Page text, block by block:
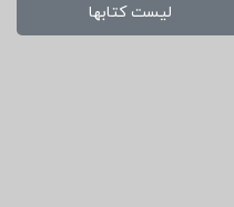
لیست کتابها